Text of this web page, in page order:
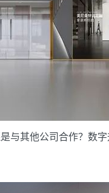
与其他公司合作？数